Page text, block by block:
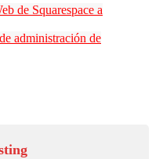
de Squarespace a
administración de